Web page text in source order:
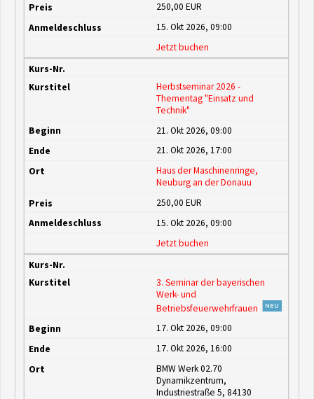
250,00 EUR
15. Okt 2026,09:00
Jetzt buchen
Herbstseminar 2026 -
Thementag "Einsatz und
Technik"
21. Okt 2026,09:00
21. Okt 2026,17:00
Haus der Maschinenringe,
Neuburg an der Donauu
250,00 EUR
15. Okt 2026,09:00
Jetzt buchen
3. Seminar der bayerischen
Werk- und
Betriebsfeuerwehrfrauen
17. Okt 2026,09:00
17. Okt 2026,16:00
BMW Werk 02.70
Dynamikzentrum,
Industriestraße 5, 84130